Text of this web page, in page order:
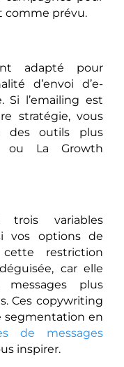
comme prévu.
adapté pour
d’envoi d’e-
Si l’emailing est
stratégie, vous
des outils plus
ou La Growth
trois variables
vos options de
cette restriction
car elle
plus
Ces copywriting
segmentation en
de messages
inspirer.